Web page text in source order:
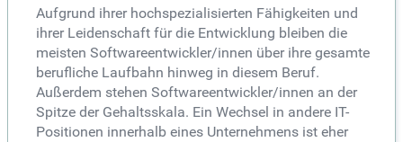
Aufgrund ihrer hochspezialisierten Fähigkeiten und
ihrer Leidenschaft für die Entwicklung bleiben die
meisten Softwareentwickler/innen über ihre gesamte
berufliche Laufbahn hinweg in diesem Beruf.
Außerdem stehen Softwareentwickler/innen an der
Spitze der Gehaltsskala. Ein Wechsel in andere IT-
Positionen innerhalb eines Unternehmens ist eher